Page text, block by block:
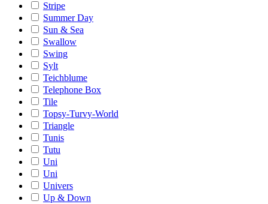
Stripe
Summer Day
Sun & Sea
Swallow
Swing
Sylt
Teichblume
Telephone Box
Tile
Topsy-Turvy-World
Triangle
Tunis
Tutu
Uni
Uni
Univers
Up & Down